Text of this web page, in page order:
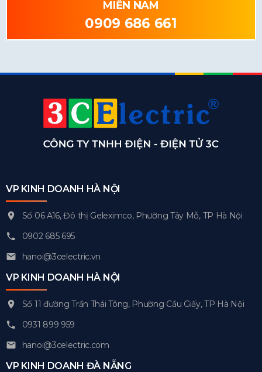
MIỀN NAM
0909 686 661
VP KINH DOANH HÀ NỘI
Số 06 A16, Đô thị Geleximco, Phường Tây Mỗ, TP Hà Nội
0902 685 695
hanoi@3celectric.vn
VP KINH DOANH HÀ NỘI
Số 11 đường Trần Thái Tông, Phường Cầu Giấy, TP Hà Nội
0931 899 959
hanoi@3celectric.com
VP KINH DOANH ĐÀ NẴNG